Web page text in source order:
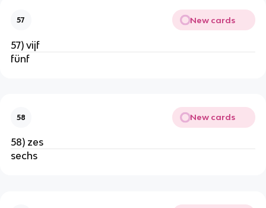
57 New cards
57) vijf
fünf
58 New cards
58) zes
sechs